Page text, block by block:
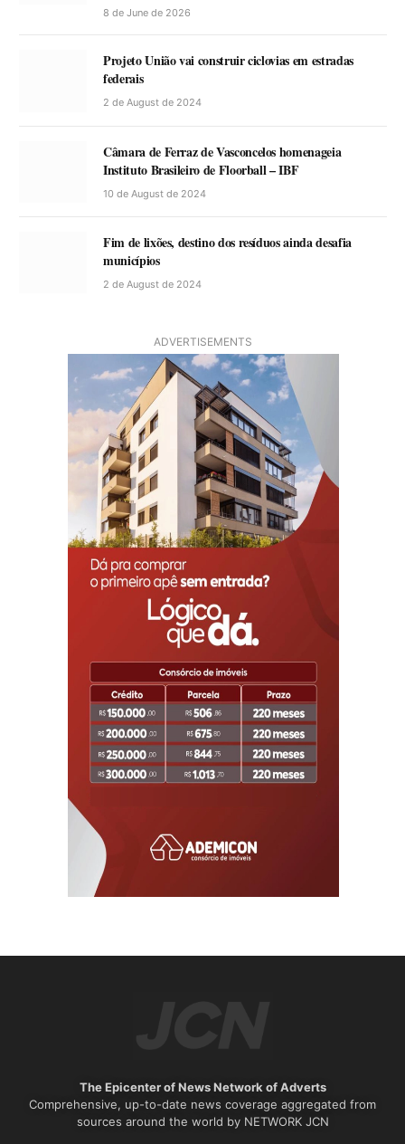
8 de June de 2026
Projeto União vai construir ciclovias em estradas
federais
2 de August de 2024
Câmara de Ferraz de Vasconcelos homenageia
Instituto Brasileiro de Floorball – IBF
10 de August de 2024
Fim de lixões, destino dos resíduos ainda desafia
municípios
2 de August de 2024
ADVERTISEMENTS
The Epicenter of News Network of Adverts
Comprehensive, up-to-date news coverage aggregated from
sources around the world by NETWORK JCN